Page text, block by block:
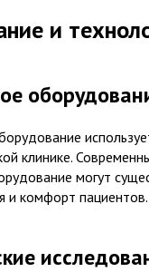
и
клинике.
могут
и комфорт пациентов.